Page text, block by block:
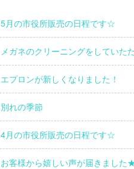
ジョブステップ
5月の市役所販売の日程です☆
ジョブステップ
メガネのクリーニングをしていた
ジョブステップ
エプロンが新しくなりました！
ジョブステップ
別れの季節
ジョブステップ
4月の市役所販売の日程です☆
ジョブステップ
お客様から嬉しい声が届きました